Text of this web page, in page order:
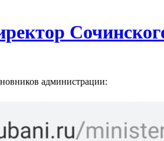
администрации: